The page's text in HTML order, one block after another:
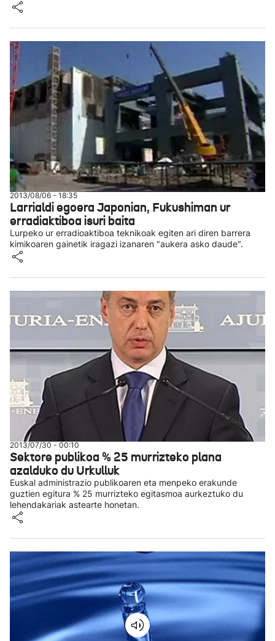
2013/08/06 - 18:35
Larrialdi egoera Japonian, Fukushiman ur
erradiaktiboa isuri baita
Lurpeko ur erradioaktiboa teknikoak egiten ari diren barrera
kimikoaren gainetik iragazi izanaren "aukera asko daude".
2013/07/30 - 00:10
Sektore publikoa % 25 murrizteko plana
azalduko du Urkulluk
Euskal administrazio publikoaren eta menpeko erakunde
guztien egitura % 25 murrizteko egitasmoa aurkeztuko du
lehendakariak astearte honetan.